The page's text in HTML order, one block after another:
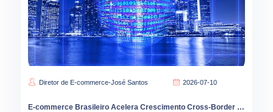
Diretor de E-commerce-José Santos 2026-07-10
E-commerce Brasileiro Acelera Crescimento Cross-Border e Transformação Digital